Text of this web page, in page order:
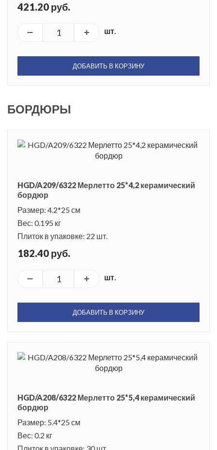
421.20 руб.
шт.
ДОБАВИТЬ В КОРЗИНУ
БОРДЮРЫ
HGD/A209/6322 Мерлетто 25*4,2 керамический
бордюр
Размер: 4.2*25 см
Вес: 0.195 кг
Плиток в упаковке: 22 шт.
182.40 руб.
шт.
ДОБАВИТЬ В КОРЗИНУ
HGD/A208/6322 Мерлетто 25*5,4 керамический
бордюр
Размер: 5.4*25 см
Вес: 0.2 кг
Плиток в упаковке: 30 шт.